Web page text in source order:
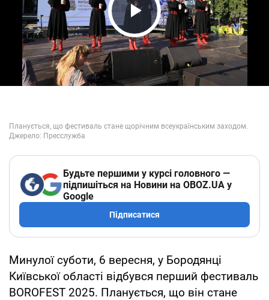
Play Video
Будьте першими у курсі головного —
підпишіться на Новини на OBOZ.UA у
Google
Підписатися
Минулої суботи, 6 вересня, у Бородянці
Київської області відбувся перший фестиваль
BOROFEST 2025. Планується, що він стане